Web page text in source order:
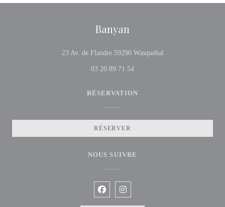
Banyan
23 Av. de Flandre 59290 Wasquehal((ouvre une nouvelle
03 20 89 71 54
RÉSERVATION
RÉSERVER
NOUS SUIVRE
Facebook ((ouvre une nouvelle
Instagram ((ouvre une nouvelle